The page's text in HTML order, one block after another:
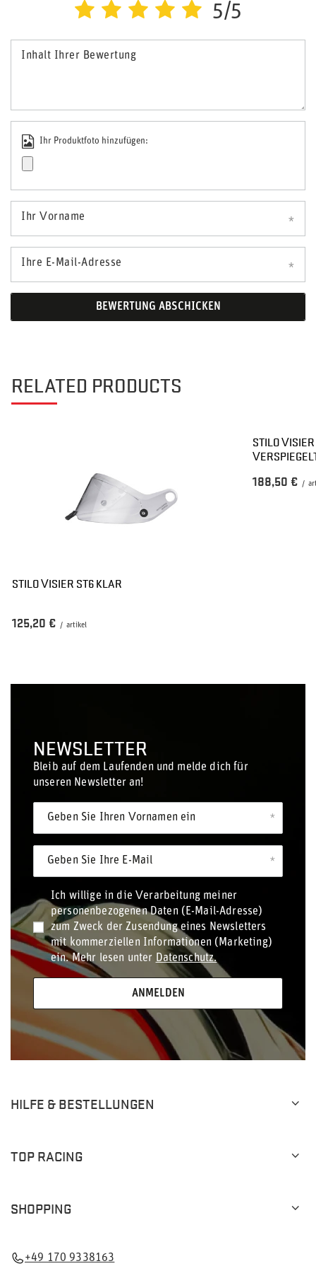
5/5
Inhalt Ihrer Bewertung
Ihr Produktfoto hinzufügen:
Ihr Vorname
Ihre E-Mail-Adresse
BEWERTUNG ABSCHICKEN
RELATED PRODUCTS
STILO VISIER ST6 KLAR
125,20 € / artikel
STILO
188,50 € /
NEWSLETTER
Bleib auf dem Laufenden und melde dich für
unseren Newsletter an!
Geben Sie Ihren Vornamen ein
Geben Sie Ihre E-Mail
Ich willige in die Verarbeitung meiner
personenbezogenen Daten (E-Mail-Adresse)
zum Zweck der Zusendung eines Newsletters
mit kommerziellen Informationen (Marketing)
ein. Mehr lesen unter Datenschutz.
ANMELDEN
HILFE & BESTELLUNGEN
TOP RACING
SHOPPING
+49 170 9338163